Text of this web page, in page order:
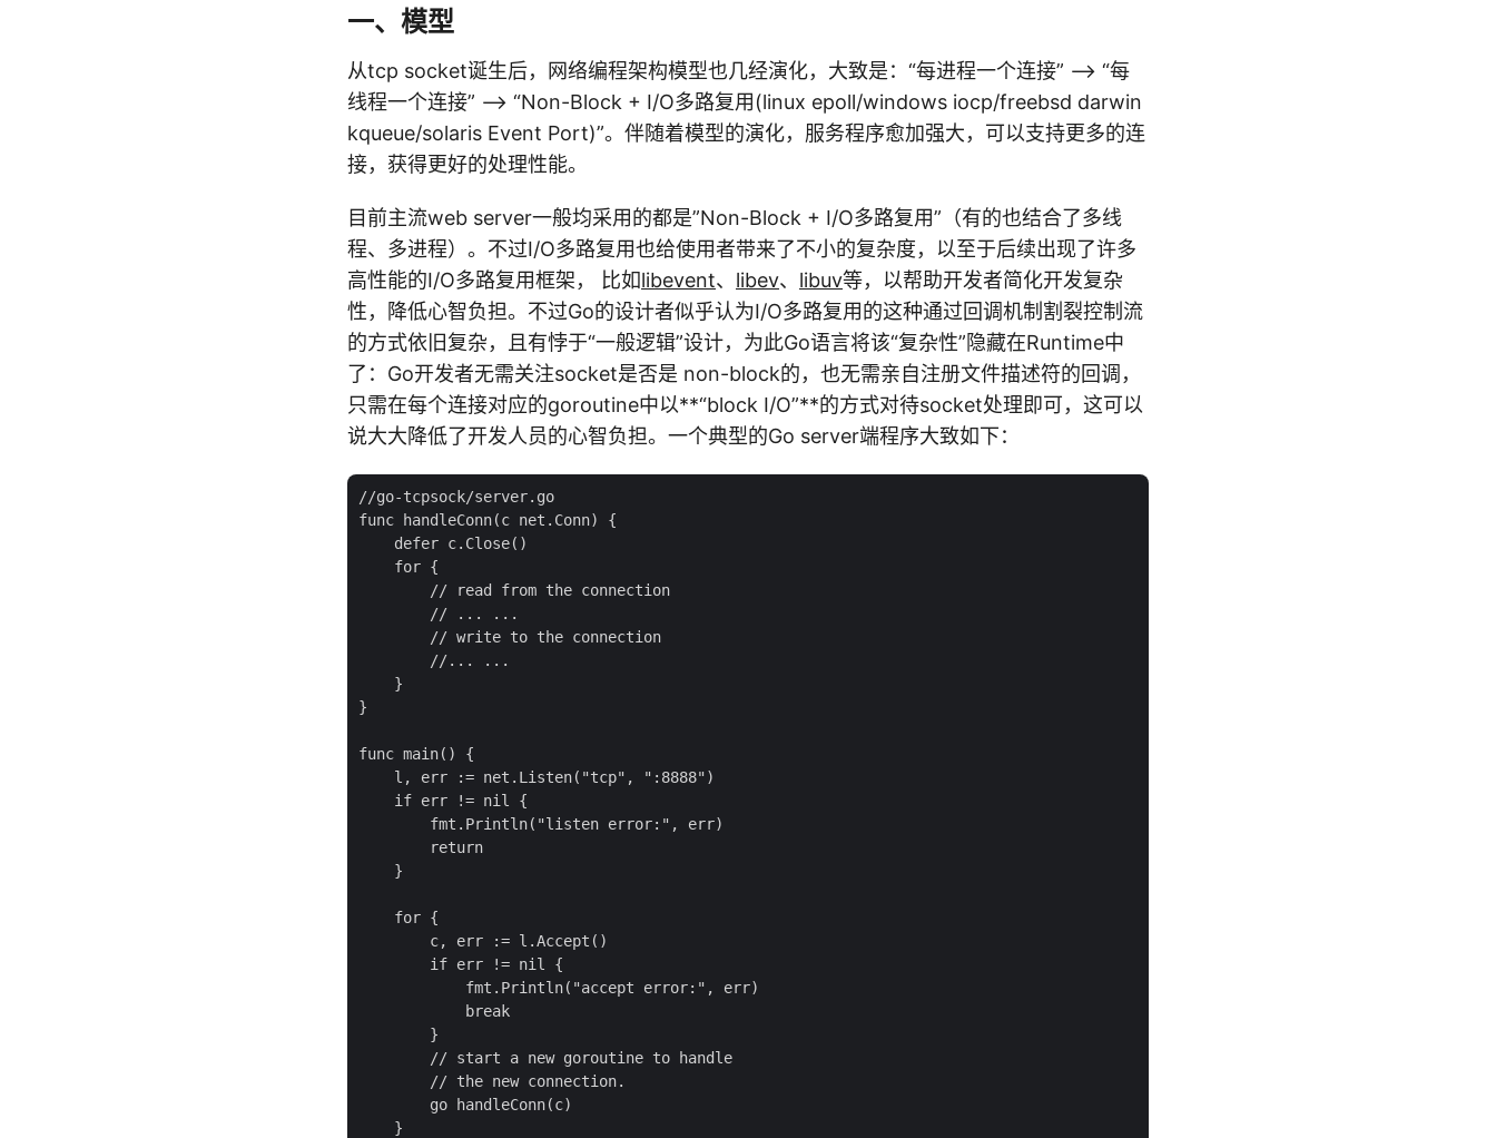
一、模型
从tcp socket诞生后，网络编程架构模型也几经演化，大致是：“每进程一个连接” –> “每
线程一个连接” –> “Non-Block + I/O多路复用(linux epoll/windows iocp/freebsd darwin
kqueue/solaris Event Port)”。伴随着模型的演化，服务程序愈加强大，可以支持更多的连
接，获得更好的处理性能。
目前主流web server一般均采用的都是”Non-Block + I/O多路复用”（有的也结合了多线
程、多进程）。不过I/O多路复用也给使用者带来了不小的复杂度，以至于后续出现了许多
高性能的I/O多路复用框架， 比如libevent、 libev、 libuv等，以帮助开发者简化开发复杂
性，降低心智负担。不过Go的设计者似乎认为I/O多路复用的这种通过回调机制割裂控制流
的方式依旧复杂，且有悖于“一般逻辑”设计，为此Go语言将该“复杂性”隐藏在Runtime中
了：Go开发者无需关注socket是否是 non-block的，也无需亲自注册文件描述符的回调，
只需在每个连接对应的goroutine中以**“block I/O”**的方式对待socket处理即可，这可以
说大大降低了开发人员的心智负担。一个典型的Go server端程序大致如下：
//go-tcpsock/server.go
func handleConn(c net.Conn) {
    defer c.Close()
    for {
        // read from the connection
        // ... ...
        // write to the connection
        //... ...
    }
}
func main() {
    l, err := net.Listen("tcp", ":8888")
    if err != nil {
        fmt.Println("listen error:", err)
        return
    }
    for {
        c, err := l.Accept()
        if err != nil {
            fmt.Println("accept error:", err)
            break
        }
        // start a new goroutine to handle
        // the new connection.
        go handleConn(c)
    }